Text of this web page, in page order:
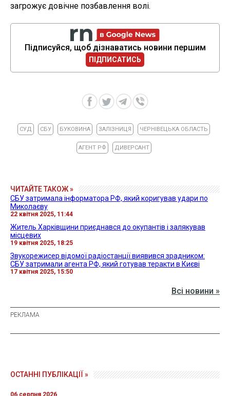
загрожує довічне позбавлення волі.
Підписуйся, щоб дізнаватись новини першим
ПІДПИСАТИСЬ
СУД СБУ БУКОВИНА ЗАЛІЗНИЦЯ ЧЕРНІВЕЦЬКА ОБЛАСТЬ
АГЕНТ РФ ДИВЕРСАНТ
ЧИТАЙТЕ ТАКОЖ »
СБУ затримала інформатора РФ, який коригував удари по
Миколаєву
22 квітня 2025, 11:44
Житель Харківщини приєднався до окупантів і залякував
місцевих
19 квітня 2025, 18:25
Звукорежисер відомої радіостанції виявився зрадником:
СБУ затримали агента РФ, який готував теракти в Києві
17 квітня 2025, 15:50
Всі новини »
ОСТАННІ ПУБЛІКАЦІЇ »
06 серпня 2026